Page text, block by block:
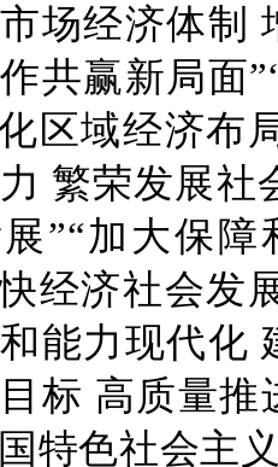
场经济体制
共赢新局面
区域经济布
繁荣发展社
”“加大保
经济社会发
能力现代化
标 高质量推
特色社会主